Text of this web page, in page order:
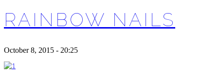
RAINBOW NAILS
October 8, 2015 - 20:25